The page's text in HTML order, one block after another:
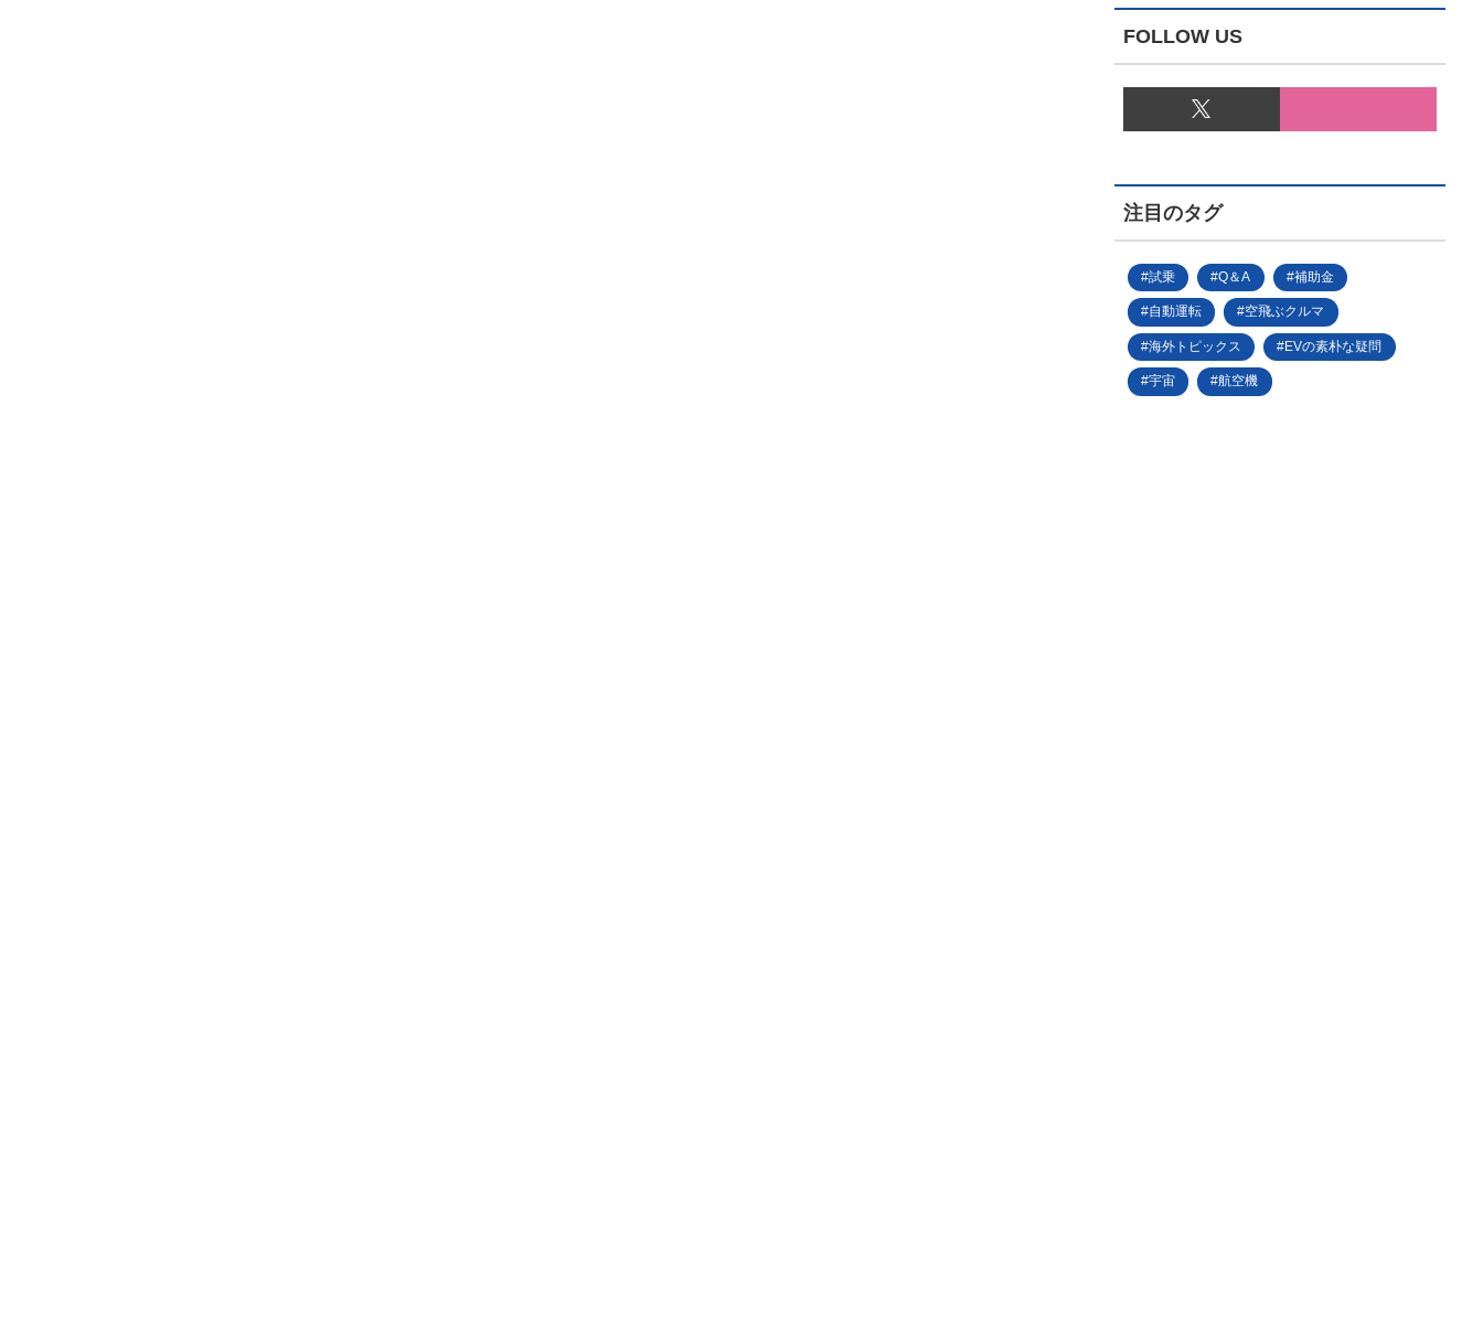
FOLLOW US
注目のタグ
試乗 Q＆A 補助金
自動運転 空飛ぶクルマ
海外トピックス EVの素朴な疑問
宇宙 航空機